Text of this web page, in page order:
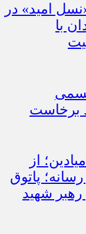
امید» در
با
برخاست
از
پاتوق
شهید